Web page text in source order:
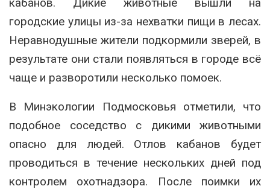
городские улицы из-за нехватки пищи в лесах.
Неравнодушные жители подкормили зверей, в
результате они стали появляться в городе всё
чаще и разворотили несколько помоек.
В Минэкологии Подмосковья отметили, что
подобное соседство с дикими животными
опасно для людей. Отлов кабанов будет
проводиться в течение нескольких дней под
контролем охотнадзора. После поимки их